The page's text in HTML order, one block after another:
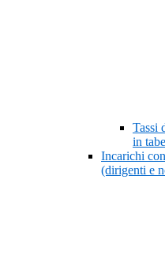
Tassi
in
Incarichi
(dirigenti e